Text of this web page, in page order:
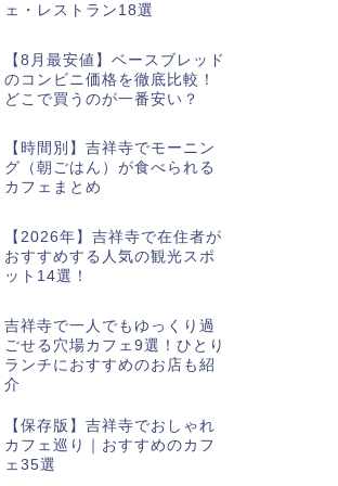
ェ・レストラン18選
【8月最安値】ベースブレッド
のコンビニ価格を徹底比較！
どこで買うのが一番安い？
【時間別】吉祥寺でモーニン
グ（朝ごはん）が食べられる
カフェまとめ
【2026年】吉祥寺で在住者が
おすすめする人気の観光スポ
ット14選！
吉祥寺で一人でもゆっくり過
ごせる穴場カフェ9選！ひとり
ランチにおすすめのお店も紹
介
【保存版】吉祥寺でおしゃれ
カフェ巡り｜おすすめのカフ
ェ35選